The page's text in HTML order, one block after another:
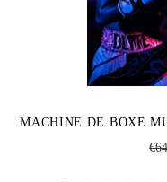
MACHINE DE BOXE